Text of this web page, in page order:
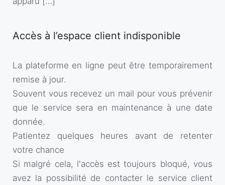
Accès à l’espace client indisponible
La plateforme en ligne peut être temporairement
remise à jour.
Souvent vous recevez un mail pour vous prévenir
que le service sera en maintenance à une date
donnée.
Patientez quelques heures avant de retenter
votre chance
Si malgré cela, l'accès est toujours bloqué, vous
avez la possibilité de contacter le service client